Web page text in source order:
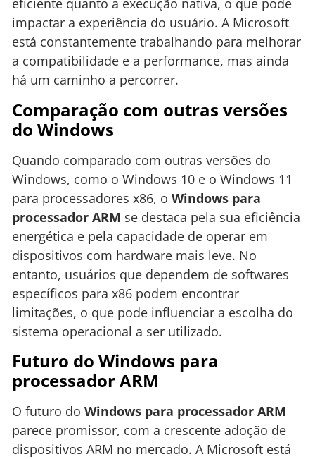
eficiente quanto a execução nativa, o que pode
impactar a experiência do usuário. A Microsoft
está constantemente trabalhando para melhorar
a compatibilidade e a performance, mas ainda
há um caminho a percorrer.
Comparação com outras versões
do Windows
Quando comparado com outras versões do
Windows, como o Windows 10 e o Windows 11
para processadores x86, o Windows para
processador ARM se destaca pela sua eficiência
energética e pela capacidade de operar em
dispositivos com hardware mais leve. No
entanto, usuários que dependem de softwares
específicos para x86 podem encontrar
limitações, o que pode influenciar a escolha do
sistema operacional a ser utilizado.
Futuro do Windows para
processador ARM
O futuro do Windows para processador ARM
parece promissor, com a crescente adoção de
dispositivos ARM no mercado. A Microsoft está